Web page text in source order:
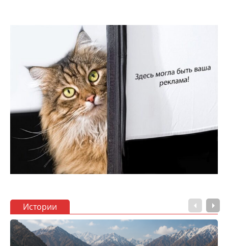
Истории